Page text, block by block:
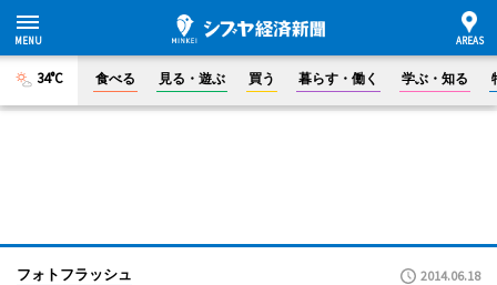
34°C 食べる 見る・遊ぶ 買う 暮らす・働く 学ぶ・知る
フォトフラッシュ 2014.06.18